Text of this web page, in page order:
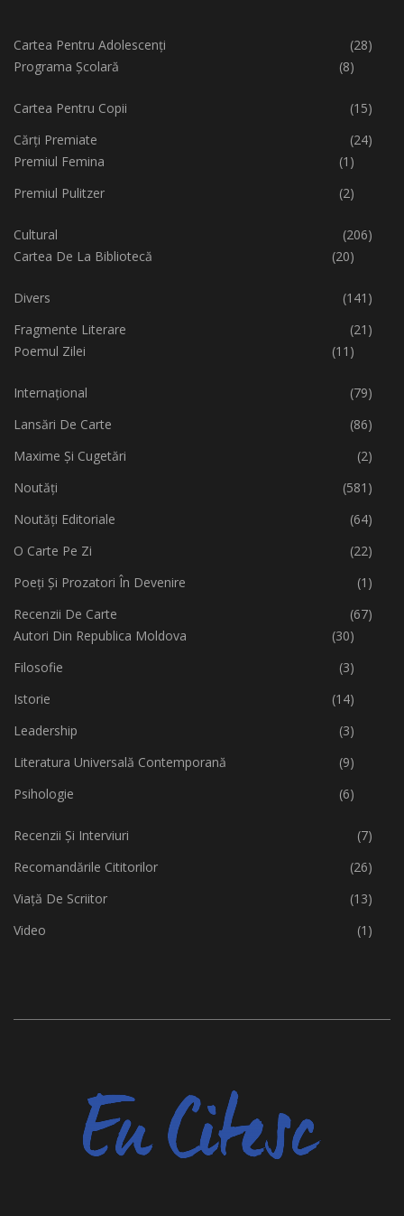
Cartea Pentru Adolescenți
(28)
Programa Școlară
(8)
Cartea Pentru Copii
(15)
Cărți Premiate
(24)
Premiul Femina
(1)
Premiul Pulitzer
(2)
Cultural
(206)
Cartea De La Bibliotecă
(20)
Divers
(141)
Fragmente Literare
(21)
Poemul Zilei
(11)
Internațional
(79)
Lansări De Carte
(86)
Maxime Și Cugetări
(2)
Noutăți
(581)
Noutăți Editoriale
(64)
O Carte Pe Zi
(22)
Poeți Și Prozatori În Devenire
(1)
Recenzii De Carte
(67)
Autori Din Republica Moldova
(30)
Filosofie
(3)
Istorie
(14)
Leadership
(3)
Literatura Universală Contemporană
(9)
Psihologie
(6)
Recenzii Și Interviuri
(7)
Recomandările Cititorilor
(26)
Viață De Scriitor
(13)
Video
(1)